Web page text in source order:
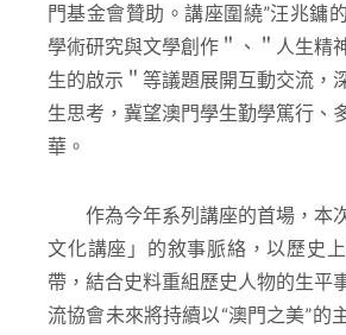
門基金會贊助。講座圍繞”汪兆鏞
學術研究與文學創作＂、＂人生精
生的啟示＂等議題展開互動交流，
生思考，冀望澳門學生勤學篤行、
華。
作為今年系列講座的首場，本
文化講座」的敘事脈絡，以歷史
帶，結合史料重組歷史人物的生平
流協會未來將持續以“澳門之美”的